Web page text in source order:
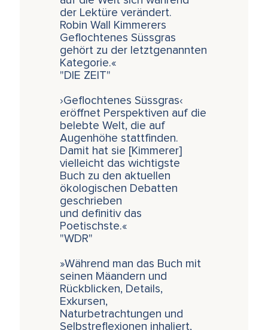
der Lektüre verändert.
Robin Wall Kimmerers
Geflochtenes Süssgras
gehört zu der letztgenannten
Kategorie.«
"DIE ZEIT"
›Geflochtenes Süssgras‹
eröffnet Perspektiven auf die
belebte Welt, die auf
Augenhöhe stattfinden.
Damit hat sie [Kimmerer]
vielleicht das wichtigste
Buch zu den aktuellen
ökologischen Debatten
geschrieben
und definitiv das
Poetischste.«
"WDR"
»Während man das Buch mit
seinen Mäandern und
Rückblicken, Details,
Exkursen,
Naturbetrachtungen und
Selbstreflexionen inhaliert,